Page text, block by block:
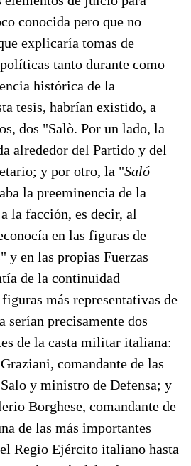
conocida pero que no
explicaría tomas de
tanto durante como
histórica de la
tesis, habrían existido, a
dos "Salò. Por un lado, la
alrededor del Partido y del
y por otro, la "Saló
la preeminencia de la
la facción, es decir, al
en las figuras de
en las propias Fuerzas
de la continuidad
más representativas de
serían precisamente dos
de la casta militar italiana:
comandante de las
y ministro de Defensa; y
Borghese, comandante de
de las más importantes
Regio Ejército italiano hasta